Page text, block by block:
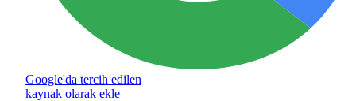
Google'da tercih edilen
kaynak olarak ekle